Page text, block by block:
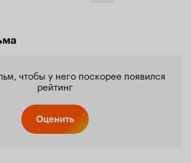
чтобы у него поскорее появился
рейтинг
Оценить